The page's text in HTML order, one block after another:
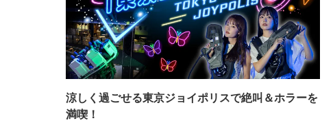
涼しく過ごせる東京ジョイポリスで絶叫＆ホラーを
満喫！